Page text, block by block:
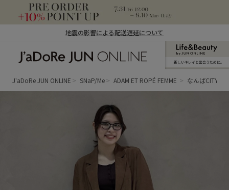
地震の影響による配送遅延について
ン オンライン）
新しいキレイと出合うために。
J'aDoRe JUN ONLINE SNaP/Me ADAM ET ROPÉ FEMME なんばCITY